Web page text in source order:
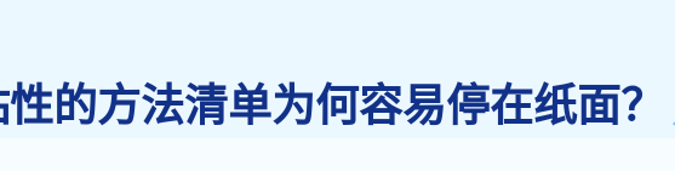
的方法清单为何容易停在纸面？